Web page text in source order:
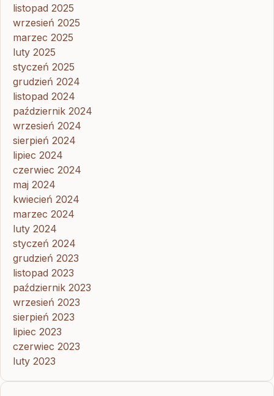
listopad 2025
wrzesień 2025
marzec 2025
luty 2025
styczeń 2025
grudzień 2024
listopad 2024
październik 2024
wrzesień 2024
sierpień 2024
lipiec 2024
czerwiec 2024
maj 2024
kwiecień 2024
marzec 2024
luty 2024
styczeń 2024
grudzień 2023
listopad 2023
październik 2023
wrzesień 2023
sierpień 2023
lipiec 2023
czerwiec 2023
luty 2023